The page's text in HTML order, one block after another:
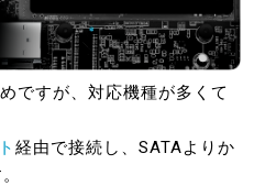
ですが、対応機種が多くて
経由で接続し、SATAよりか